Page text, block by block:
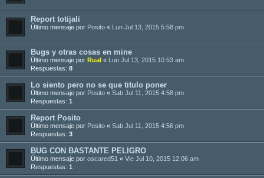
Report totijali
Último mensaje por Posito « Lun Jul 13, 2015 5:58 pm
Bugs y otras cosas en mine
Último mensaje por Rual « Lun Jul 13, 2015 10:53 am
Respuestas: 8
Lo siento pero no se que titulo poner
Último mensaje por Posito « Sab Jul 11, 2015 4:58 pm
Respuestas: 1
Report Posito
Último mensaje por Posito « Sab Jul 11, 2015 4:56 pm
Respuestas: 3
BUG CON BASTANTE PELIGRO
Último mensaje por oscared51 « Vie Jul 10, 2015 12:06 am
Respuestas: 1